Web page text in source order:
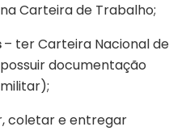
Carteira de Trabalho;
– ter Carteira Nacional de
documentação
coletar e entregar